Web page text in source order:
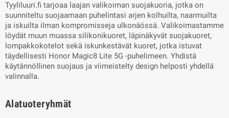
Tyyliluuri.fi tarjoaa laajan valikoiman suojakuoria, jotka on
suunniteltu suojaamaan puhelintasi arjen kolhuilta, naarmuilta
ja iskuilta ilman kompromisseja ulkonäössä. Valikoimastamme
löydät muun muassa silikonikuoret, läpinäkyvät suojakuoret,
lompakkokotelot sekä iskunkestävät kuoret, jotka istuvat
täydellisesti Honor Magic8 Lite 5G -puhelimeen. Yhdistä
käytännöllinen suojaus ja viimeistelty design helposti yhdellä
valinnalla.
Alatuoteryhmät